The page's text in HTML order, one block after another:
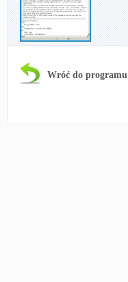
Wróć do programu